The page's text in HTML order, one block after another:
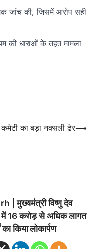
जांच की, जिसमें आरोप सही
की धाराओं के तहत मामला
का बड़ा नक्सली ढेर⟶
| मुख्यमंत्री विष्णु देव
में 16 करोड़ से अधिक लागत
किया लोकार्पण